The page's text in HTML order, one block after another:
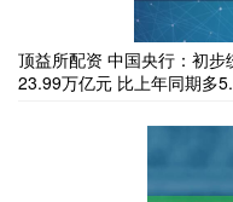
顶益所配资 中国央行：初
23.99万亿元 比上年同期多